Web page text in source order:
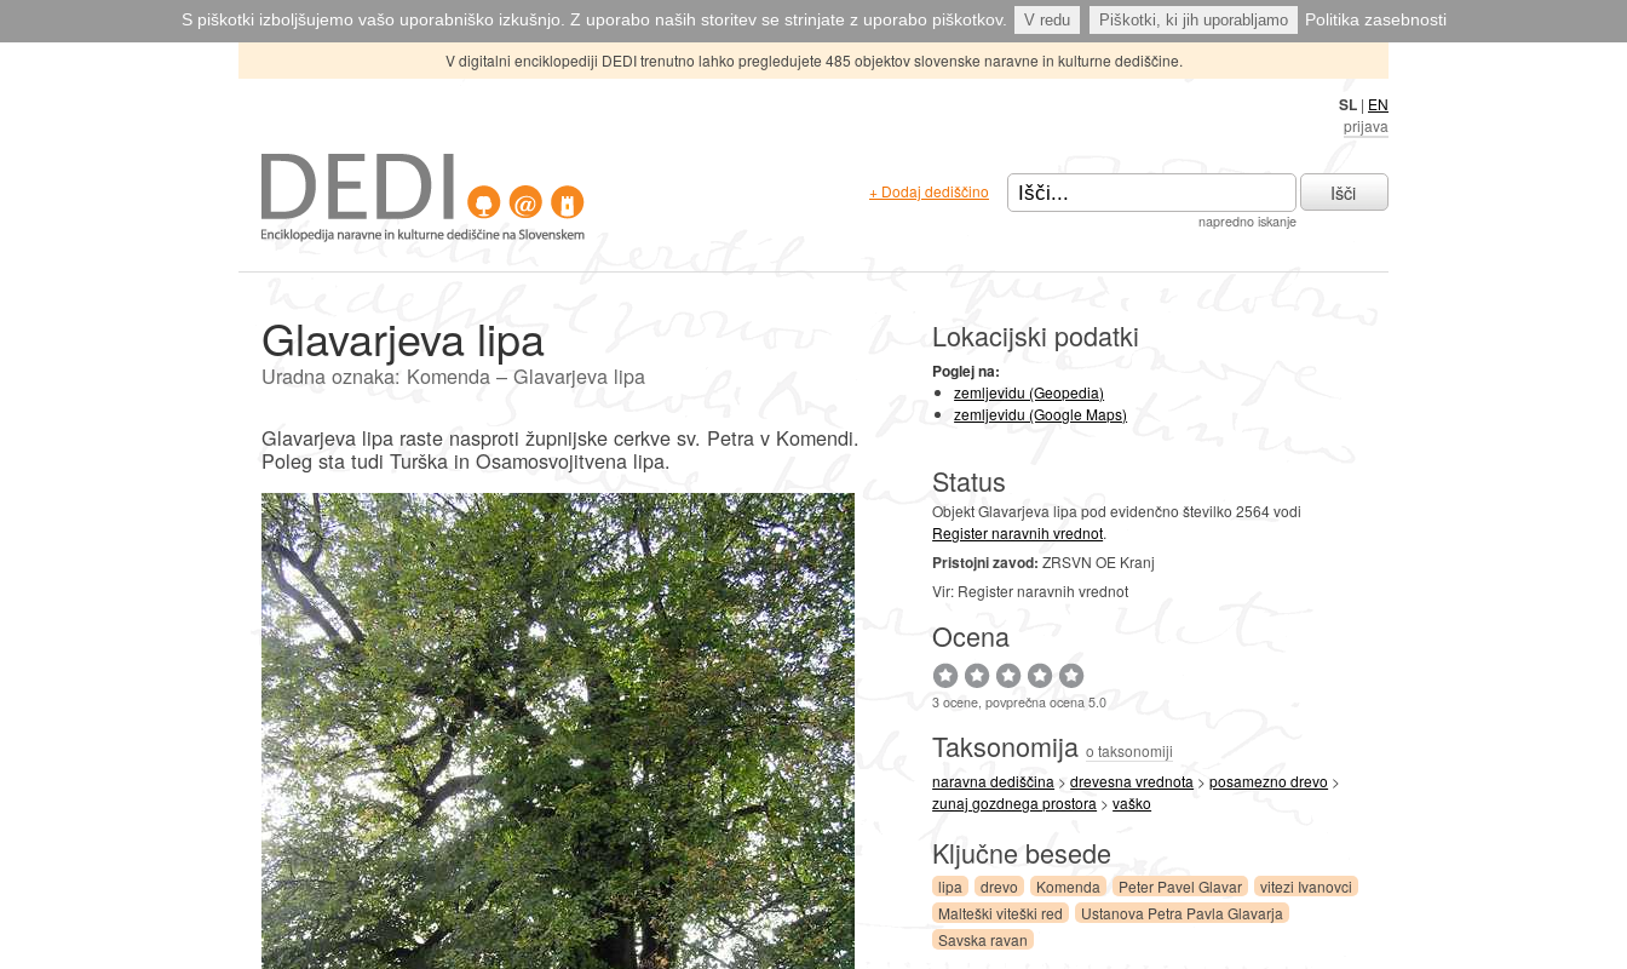
S piškotki izboljšujemo vašo uporabniško izkušnjo. Z uporabo naših storitev se strinjate z uporabo piškotkov. V redu Piškotki, ki jih uporabljamo Politika zasebnosti
V digitalni enciklopediji DEDI trenutno lahko pregledujete 485 objektov slovenske naravne in kulturne dediščine.
SL | EN
prijava
+ Dodaj dediščino
napredno iskanje
Išči
Glavarjeva lipa
Uradna oznaka: Komenda – Glavarjeva lipa
Glavarjeva lipa raste nasproti župnijske cerkve sv. Petra v Komendi.
Poleg sta tudi Turška in Osamosvojitvena lipa.
Lokacijski podatki
Poglej na:
zemljevidu (Geopedia)
zemljevidu (Google Maps)
Status
Objekt Glavarjeva lipa pod evidenčno številko 2564 vodi
Register naravnih vrednot.
Pristojni zavod: ZRSVN OE Kranj
Vir: Register naravnih vrednot
Ocena
3 ocene, povprečna ocena 5.0
Taksonomijao taksonomiji
naravna dediščina >drevesna vrednota >posamezno drevo >
zunaj gozdnega prostora >vaško
Ključne besede
lipa drevo Komenda Peter Pavel Glavar
vitezi Ivanovci
Malteški viteški red
Ustanova Petra Pavla Glavarja
Savska ravan